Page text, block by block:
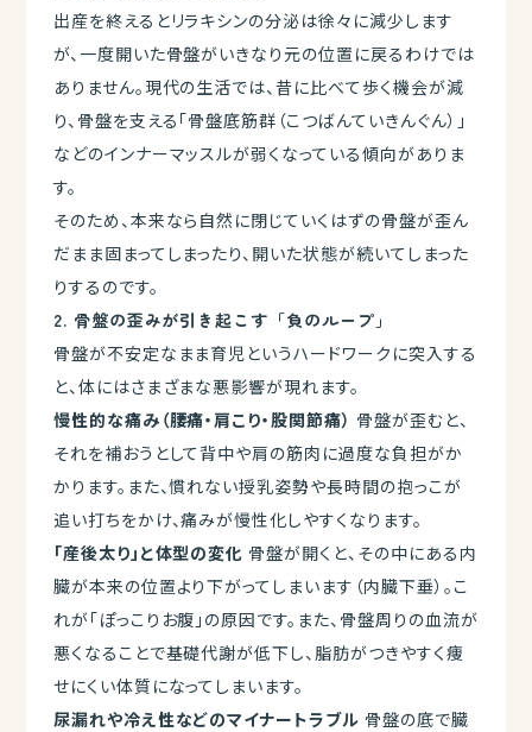
出産を終えるとリラキシンの分泌は徐々に減少します
が、一度開いた骨盤がいきなり元の位置に戻るわけでは
ありません。現代の生活では、昔に比べて歩く機会が減
り、骨盤を支える「骨盤底筋群（こつばんていきんぐん）」
などのインナーマッスルが弱くなっている傾向がありま
す。
そのため、本来なら自然に閉じていくはずの骨盤が歪ん
だまま固まってしまったり、開いた状態が続いてしまった
りするのです。
2. 骨盤の歪みが引き起こす「負のループ」
骨盤が不安定なまま育児というハードワークに突入する
と、体にはさまざまな悪影響が現れます。
慢性的な痛み（腰痛・肩こり・股関節痛） 骨盤が歪むと、
それを補おうとして背中や肩の筋肉に過度な負担がか
かります。また、慣れない授乳姿勢や長時間の抱っこが
追い打ちをかけ、痛みが慢性化しやすくなります。
「産後太り」と体型の変化 骨盤が開くと、その中にある内
臓が本来の位置より下がってしまいます（内臓下垂）。こ
れが「ぽっこりお腹」の原因です。また、骨盤周りの血流が
悪くなることで基礎代謝が低下し、脂肪がつきやすく痩
せにくい体質になってしまいます。
尿漏れや冷え性などのマイナートラブル 骨盤の底で臓